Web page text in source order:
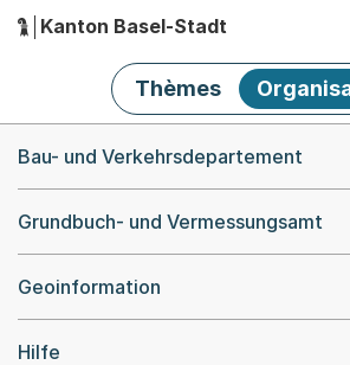
Hauptnavigation
Kanton Basel-Stadt
Thèmes
Bau- und Verkehrsdepartement
Grundbuch- und Vermessungsamt
Geoinformation
Hilfe